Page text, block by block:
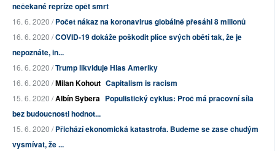
nečekané repríze opět smrt
16. 6. 2020 /Počet nákaz na koronavirus globálně přesáhl 8 milionů
16. 6. 2020 /COVID-19 dokáže poškodit plíce svých obětí tak, že je
nepoznáte, in...
16. 6. 2020 /Trump likviduje Hlas Ameriky
16. 6. 2020 /Milan Kohout Capitalism is racism
15. 6. 2020 /Albín Sybera Populistický cyklus: Proč má pracovní síla
bez budoucnosti hodnot...
15. 6. 2020 /Přichází ekonomická katastrofa. Budeme se zase chudým
vysmívat, že ...